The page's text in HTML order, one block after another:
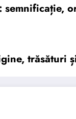
semnificație,
trăsături